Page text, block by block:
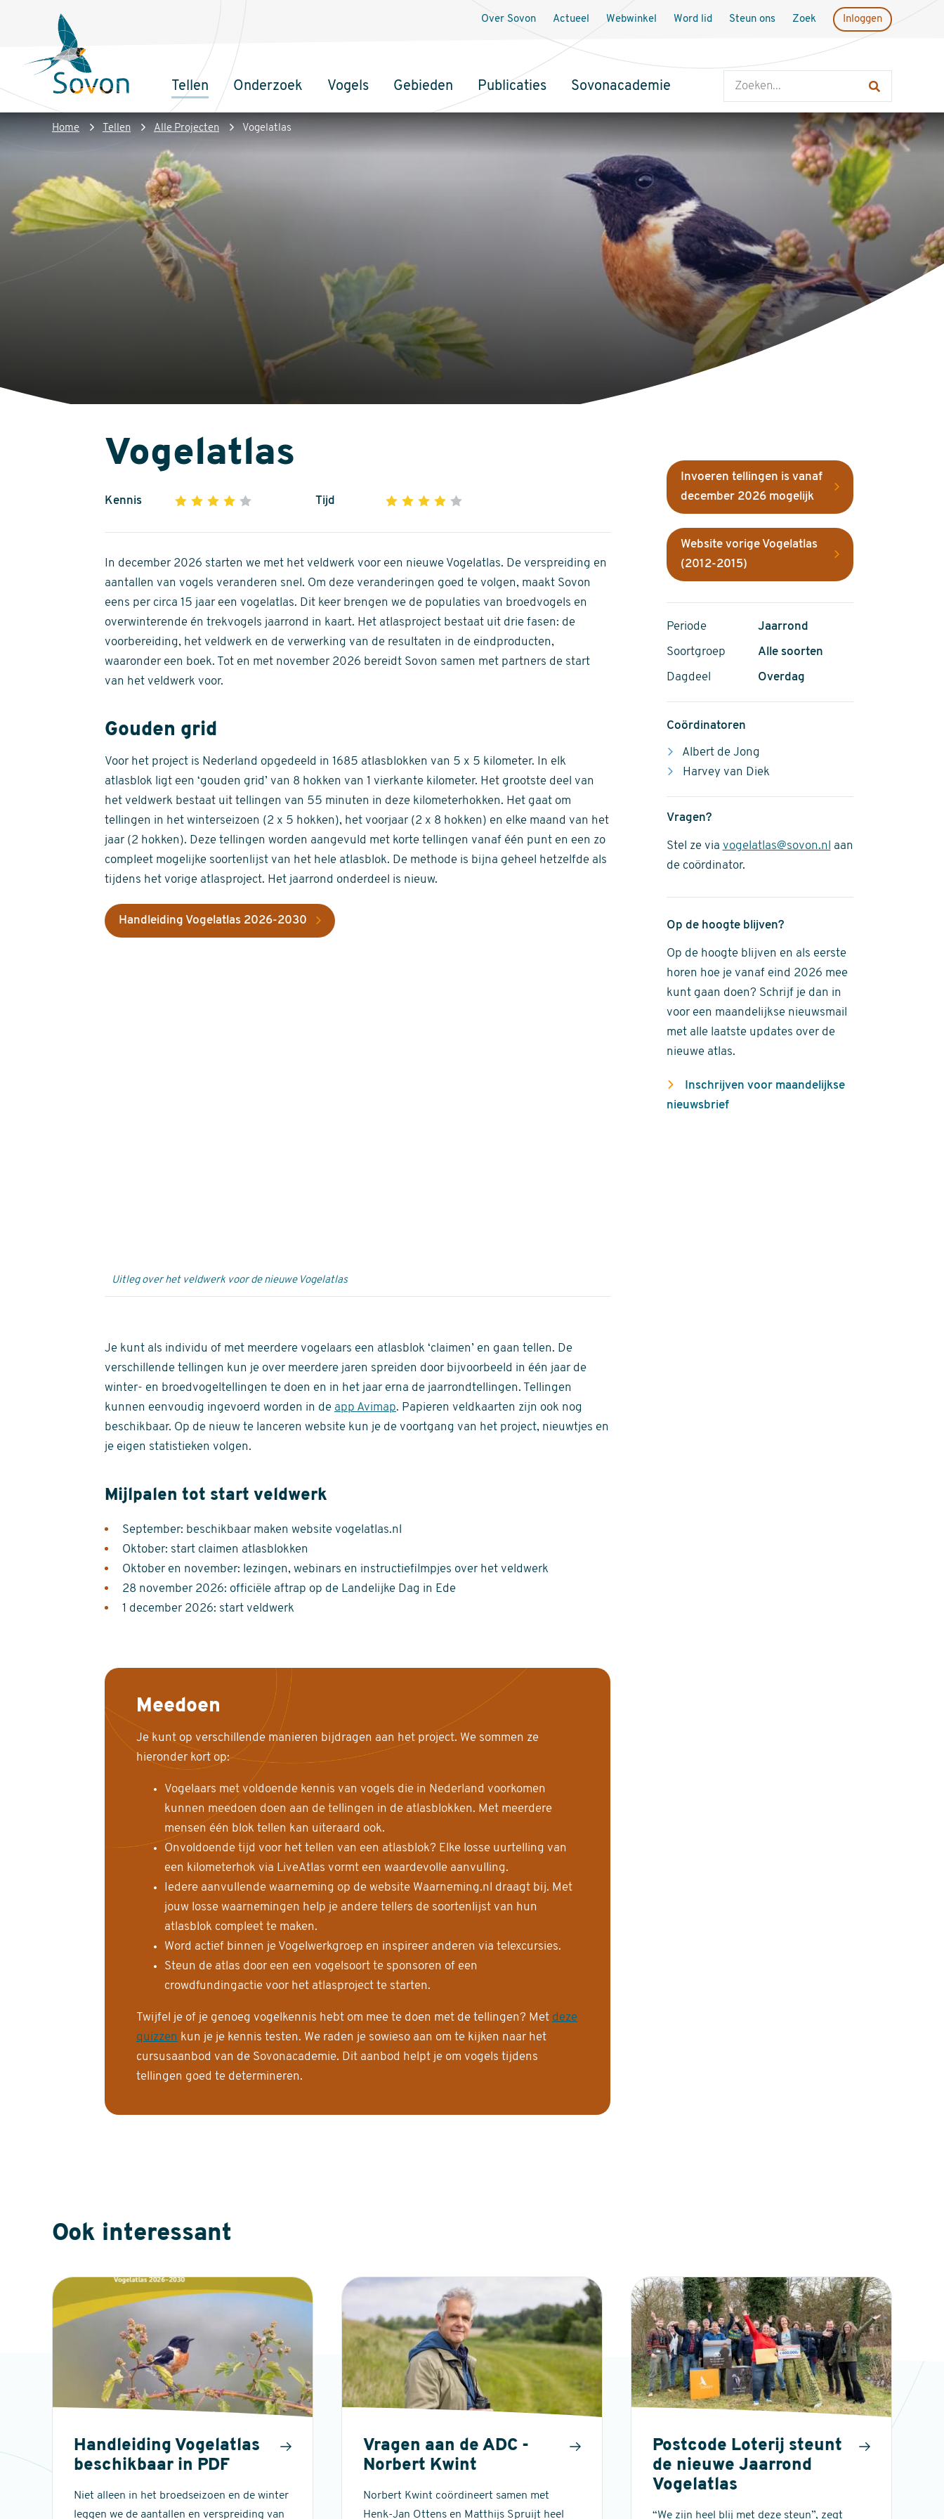
inhoud
Sovon
Homepage
Hoofdnavigatie
Tellen Onderzoek Vogels Gebieden Publicaties Sovonacademie
Over Sovon Actueel Webwinkel Word lid Steun ons Zoek Inloggen
Kruimelpad
Home Tellen Alle Projecten Vogelatlas
Vogelatlas
Kennis 1 2 3 4
of
5
stars
Tijd 1 2 3 4
of
5
stars
In december 2026 starten we met het veldwerk voor een nieuwe Vogelatlas. De verspreiding en
aantallen van vogels veranderen snel. Om deze veranderingen goed te volgen, maakt Sovon
eens per circa 15 jaar een vogelatlas. Dit keer brengen we de populaties van broedvogels en
overwinterende én trekvogels jaarrond in kaart. Het atlasproject bestaat uit drie fasen: de
voorbereiding, het veldwerk en de verwerking van de resultaten in de eindproducten,
waaronder een boek. Tot en met november 2026 bereidt Sovon samen met partners de start
van het veldwerk voor.
Gouden grid
Voor het project is Nederland opgedeeld in 1685 atlasblokken van 5 x 5 kilometer. In elk
atlasblok ligt een ‘gouden grid’ van 8 hokken van 1 vierkante kilometer. Het grootste deel van
het veldwerk bestaat uit tellingen van 55 minuten in deze kilometerhokken. Het gaat om
tellingen in het winterseizoen (2 x 5 hokken), het voorjaar (2 x 8 hokken) en elke maand van het
jaar (2 hokken). Deze tellingen worden aangevuld met korte tellingen vanaf één punt en een zo
compleet mogelijke soortenlijst van het hele atlasblok. De methode is bijna geheel hetzelfde als
tijdens het vorige atlasproject. Het jaarrond onderdeel is nieuw.
Handleiding Vogelatlas 2026-2030
Uitleg over het veldwerk voor de nieuwe Vogelatlas
Je kunt als individu of met meerdere vogelaars een atlasblok ‘claimen’ en gaan tellen. De
verschillende tellingen kun je over meerdere jaren spreiden door bijvoorbeeld in één jaar de
winter- en broedvogeltellingen te doen en in het jaar erna de jaarrondtellingen. Tellingen
kunnen eenvoudig ingevoerd worden in de app Avimap. Papieren veldkaarten zijn ook nog
beschikbaar. Op de nieuw te lanceren website kun je de voortgang van het project, nieuwtjes en
je eigen statistieken volgen.
Mijlpalen tot start veldwerk
September: beschikbaar maken website vogelatlas.nl
Oktober: start claimen atlasblokken
Oktober en november: lezingen, webinars en instructiefilmpjes over het veldwerk
28 november 2026: officiële aftrap op de Landelijke Dag in Ede
1 december 2026: start veldwerk
Meedoen
Je kunt op verschillende manieren bijdragen aan het project. We sommen ze
hieronder kort op:
Vogelaars met voldoende kennis van vogels die in Nederland voorkomen
kunnen meedoen doen aan de tellingen in de atlasblokken. Met meerdere
mensen één blok tellen kan uiteraard ook.
Onvoldoende tijd voor het tellen van een atlasblok? Elke losse uurtelling van
een kilometerhok via LiveAtlas vormt een waardevolle aanvulling.
Iedere aanvullende waarneming op de website Waarneming.nl draagt bij. Met
jouw losse waarnemingen help je andere tellers de soortenlijst van hun
atlasblok compleet te maken.
Word actief binnen je Vogelwerkgroep en inspireer anderen via telexcursies.
Steun de atlas door een een vogelsoort te sponsoren of een
crowdfundingactie voor het atlasproject te starten.
Twijfel je of je genoeg vogelkennis hebt om mee te doen met de tellingen? Met deze
quizzen kun je je kennis testen. We raden je sowieso aan om te kijken naar het
cursusaanbod van de Sovonacademie. Dit aanbod helpt je om vogels tijdens
tellingen goed te determineren.
Invoeren tellingen is vanaf
december 2026 mogelijk
Website vorige Vogelatlas
(2012-2015)
Periode Jaarrond
Soortgroep Alle soorten
Dagdeel Overdag
Coördinatoren
Albert de Jong
Harvey van Diek
Vragen?
Stel ze via vogelatlas@sovon.nl
aan
de coördinator.
Op de hoogte blijven?
Op de hoogte blijven en als eerste
horen hoe je vanaf eind 2026 mee
kunt gaan doen? Schrijf je dan in
voor een maandelijkse nieuwsmail
met alle laatste updates over de
nieuwe atlas.
Inschrijven voor maandelijkse
nieuwsbrief
Ook interessant
Handleiding Vogelatlas
beschikbaar in PDF
Niet alleen in het broedseizoen en de winter
leggen we de aantallen en verspreiding van
Vragen aan de ADC -
Norbert Kwint
Norbert Kwint coördineert samen met
Henk-Jan Ottens en Matthijs Spruijt heel
Postcode Loterij steunt
de nieuwe Jaarrond
Vogelatlas
“We zijn heel blij met deze steun”, zegt